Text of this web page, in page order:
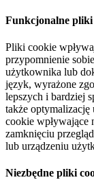
Funkcjonalne pliki
Pliki cookie
przypomnienie
użytkownika lub
język, wyrażone
lepszych i bardziej
także
cookie wpływające
zamknięciu
lub urządzeniu
Niezbędne pliki